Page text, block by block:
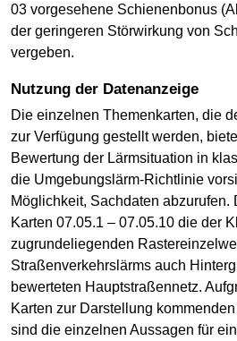
03 vorgesehene Schienenbonus
der geringeren Störwirkung von
vergeben.
Nutzung der Datenanzeige
Die einzelnen Themenkarten, die
zur Verfügung gestellt werden,
Bewertung der Lärmsituation in
die Umgebungslärm-Richtlinie
Möglichkeit, Sachdaten abzurufen.
Karten 07.05.1 – 07.05.10 die der
zugrundeliegenden
Straßenverkehrslärms auch
bewerteten Hauptstraßennetz.
Karten zur Darstellung
sind die einzelnen Aussagen für